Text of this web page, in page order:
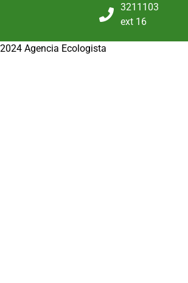
3211103
ext 16
2024 Agencia Ecologista